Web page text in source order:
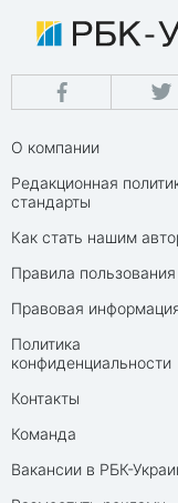
О компании
Редакционная
стандарты
Как стать нашим
Правила пользования
Правовая
Политика
конфиденциальности
Контакты
Команда
Вакансии в РБК-